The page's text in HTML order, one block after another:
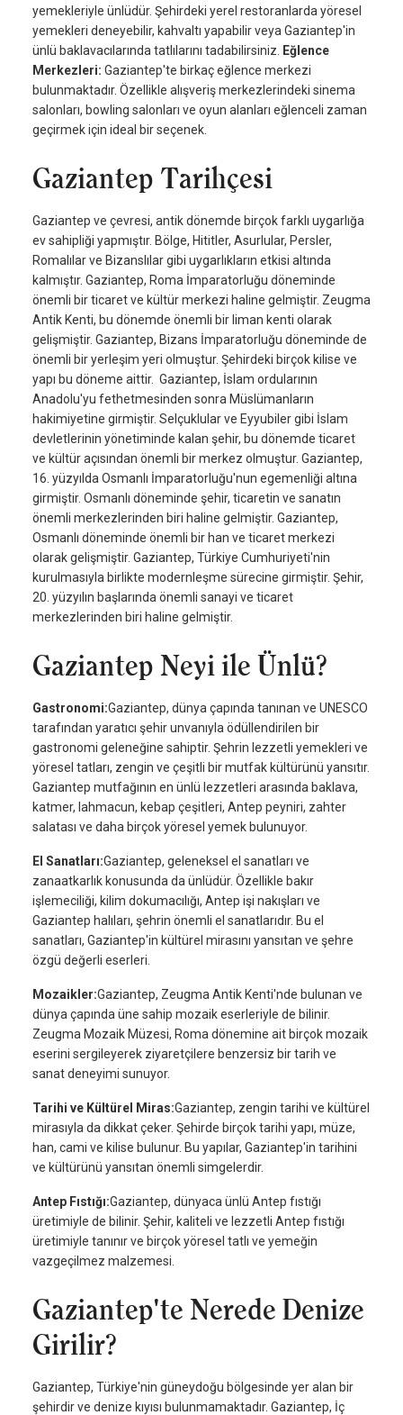
yemekleriyle ünlüdür. Şehirdeki yerel restoranlarda yöresel
yemekleri deneyebilir, kahvaltı yapabilir veya Gaziantep'in
ünlü baklavacılarında tatlılarını tadabilirsiniz.
Eğlence
Merkezleri: Gaziantep'te birkaç eğlence merkezi
bulunmaktadır. Özellikle alışveriş merkezlerindeki sinema
salonları, bowling salonları ve oyun alanları eğlenceli zaman
geçirmek için ideal bir seçenek.
Gaziantep Tarihçesi
Gaziantep ve çevresi, antik dönemde birçok farklı uygarlığa
ev sahipliği yapmıştır. Bölge, Hititler, Asurlular, Persler,
Romalılar ve Bizanslılar gibi uygarlıkların etkisi altında
kalmıştır. Gaziantep, Roma İmparatorluğu döneminde
önemli bir ticaret ve kültür merkezi haline gelmiştir. Zeugma
Antik Kenti, bu dönemde önemli bir liman kenti olarak
gelişmiştir. Gaziantep, Bizans İmparatorluğu döneminde de
önemli bir yerleşim yeri olmuştur. Şehirdeki birçok kilise ve
yapı bu döneme aittir. Gaziantep, İslam ordularının
Anadolu'yu fethetmesinden sonra Müslümanların
hakimiyetine girmiştir. Selçuklular ve Eyyubiler gibi İslam
devletlerinin yönetiminde kalan şehir, bu dönemde ticaret
ve kültür açısından önemli bir merkez olmuştur. Gaziantep,
16. yüzyılda Osmanlı İmparatorluğu'nun egemenliği altına
girmiştir. Osmanlı döneminde şehir, ticaretin ve sanatın
önemli merkezlerinden biri haline gelmiştir. Gaziantep,
Osmanlı döneminde önemli bir han ve ticaret merkezi
olarak gelişmiştir. Gaziantep, Türkiye Cumhuriyeti'nin
kurulmasıyla birlikte modernleşme sürecine girmiştir. Şehir,
20. yüzyılın başlarında önemli sanayi ve ticaret
merkezlerinden biri haline gelmiştir.
Gaziantep Neyi ile Ünlü?
Gastronomi:Gaziantep, dünya çapında tanınan ve UNESCO
tarafından yaratıcı şehir unvanıyla ödüllendirilen bir
gastronomi geleneğine sahiptir. Şehrin lezzetli yemekleri ve
yöresel tatları, zengin ve çeşitli bir mutfak kültürünü yansıtır.
Gaziantep mutfağının en ünlü lezzetleri arasında baklava,
katmer, lahmacun, kebap çeşitleri, Antep peyniri, zahter
salatası ve daha birçok yöresel yemek bulunuyor.
El Sanatları:Gaziantep, geleneksel el sanatları ve
zanaatkarlık konusunda da ünlüdür. Özellikle bakır
işlemeciliği, kilim dokumacılığı, Antep işi nakışları ve
Gaziantep halıları, şehrin önemli el sanatlarıdır. Bu el
sanatları, Gaziantep'in kültürel mirasını yansıtan ve şehre
özgü değerli eserleri.
Mozaikler:Gaziantep, Zeugma Antik Kenti'nde bulunan ve
dünya çapında üne sahip mozaik eserleriyle de bilinir.
Zeugma Mozaik Müzesi, Roma dönemine ait birçok mozaik
eserini sergileyerek ziyaretçilere benzersiz bir tarih ve
sanat deneyimi sunuyor.
Tarihi ve Kültürel Miras:Gaziantep, zengin tarihi ve kültürel
mirasıyla da dikkat çeker. Şehirde birçok tarihi yapı, müze,
han, cami ve kilise bulunur. Bu yapılar, Gaziantep'in tarihini
ve kültürünü yansıtan önemli simgelerdir.
Antep Fıstığı:Gaziantep, dünyaca ünlü Antep fıstığı
üretimiyle de bilinir. Şehir, kaliteli ve lezzetli Antep fıstığı
üretimiyle tanınır ve birçok yöresel tatlı ve yemeğin
vazgeçilmez malzemesi.
Gaziantep'te Nerede Denize
Girilir?
Gaziantep, Türkiye'nin güneydoğu bölgesinde yer alan bir
şehirdir ve denize kıyısı bulunmamaktadır. Gaziantep, İç